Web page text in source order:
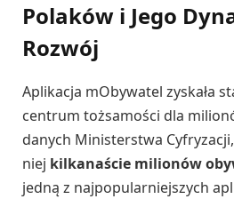
Polaków i Jego
Rozwój
Aplikacja mObywatel zyskała
centrum tożsamości dla
danych Ministerstwa
niej kilkanaście milionów
jedną z najpopularniejszych